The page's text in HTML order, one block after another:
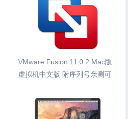
VMware Fusion 11.0.2 Mac版
虚拟机中文版 附序列号亲测可